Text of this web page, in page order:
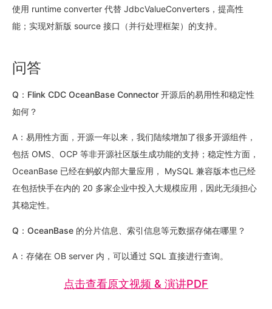
使用 runtime converter 代替 JdbcValueConverters，提高性
能；实现对新版 source 接口（并行处理框架）的支持。
问答
Q：Flink CDC OceanBase Connector 开源后的易用性和稳定性
如何？
A：易用性方面，开源一年以来，我们陆续增加了很多开源组件，
包括 OMS、OCP 等非开源社区版生成功能的支持；稳定性方面，
OceanBase 已经在蚂蚁内部大量应用， MySQL 兼容版本也已经
在包括快手在内的 20 多家企业中投入大规模应用，因此无须担心
其稳定性。
Q：OceanBase 的分片信息、索引信息等元数据存储在哪里？
A：存储在 OB server 内，可以通过 SQL 直接进行查询。
点击查看原文视频 & 演讲PDF